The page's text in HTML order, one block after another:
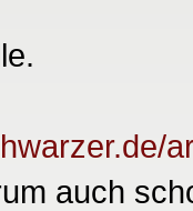
auch